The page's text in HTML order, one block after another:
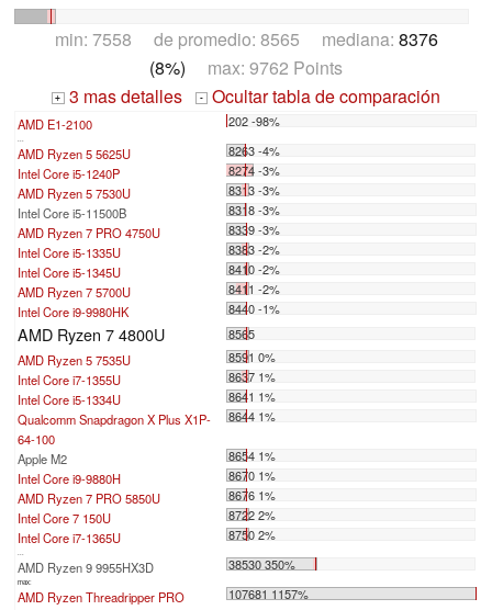
min: 7558 de promedio: 8565 mediana: 8376
(8%) max: 9762 Points
+ 3 mas detalles - Ocultar tabla de comparación
AMD E1-2100 202 -98%
...
AMD Ryzen 5 5625U
8263 -4%
Intel Core i5-1240P
8274 -3%
AMD Ryzen 5 7530U
8313 -3%
Intel Core i5-11500B
8318 -3%
AMD Ryzen 7 PRO 4750U
8339 -3%
Intel Core i5-1335U
8383 -2%
Intel Core i5-1345U
8410 -2%
AMD Ryzen 7 5700U
8411 -2%
Intel Core i9-9980HK
8440 -1%
AMD Ryzen 7 4800U
8565
AMD Ryzen 5 7535U
8591 0%
Intel Core i7-1355U
8637 1%
Intel Core i5-1334U
8641 1%
Qualcomm Snapdragon X Plus X1P-
64-100
8644 1%
Apple M2
8654 1%
Intel Core i9-9880H
8670 1%
AMD Ryzen 7 PRO 5850U
8676 1%
Intel Core 7 150U
8722 2%
Intel Core i7-1365U
8750 2%
...
AMD Ryzen 9 9955HX3D 38530 350%
max:
AMD Ryzen Threadripper PRO
107681 1157%